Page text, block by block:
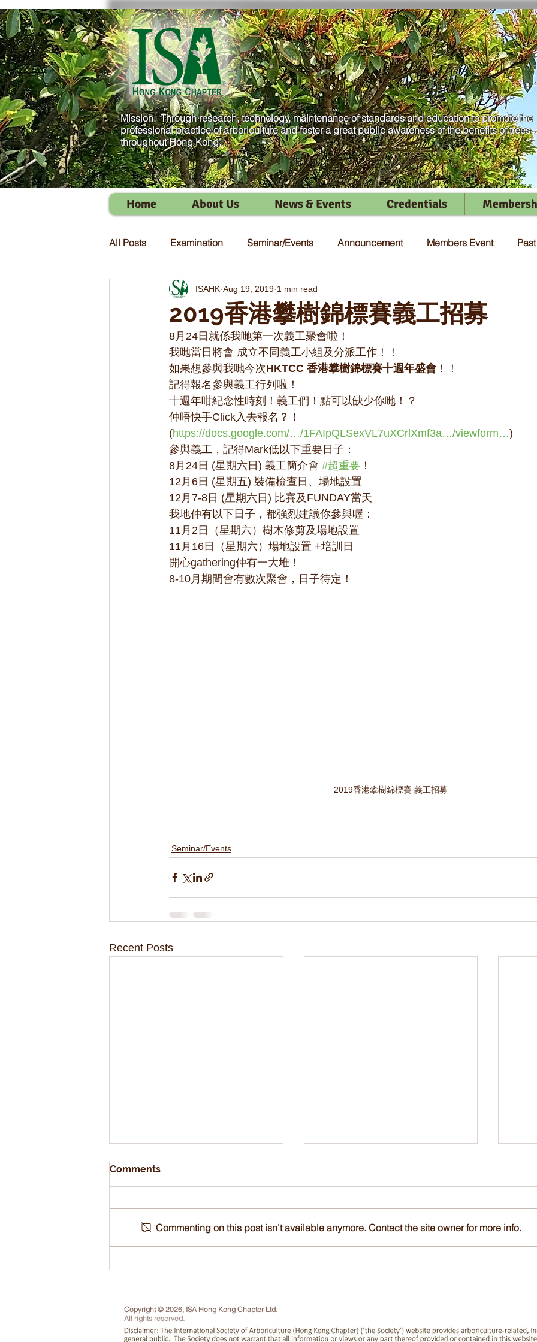
Mission: Through research, technology, maintenance of standards and education to promote the
professional practice of arboriculture and foster a great public awareness of the benefits of trees
throughout Hong Kong.
Home About Us News & Events Credentials
All Posts Examination Seminar/Events Announcement Members Event
2019香港攀樹錦標賽義工招募
ISAHK Aug 19, 2019 1 min read
8月24日就係我哋第一次義工聚會啦！
我哋當日將會 成立不同義工小組及分派工作！！
如果想參與我哋今次HKTCC 香港攀樹錦標賽十週年盛會！！
記得報名參與義工行列啦！
十週年咁紀念性時刻！義工們！點可以缺少你哋！？
仲唔快手Click入去報名？！
(https://docs.google.com/…/1FAIpQLSexVL7uXCrlXmf3a…/viewform…)
參與義工，記得Mark低以下重要日子：
8月24日 (星期六日) 義工簡介會 #超重要 ！
12月6日 (星期五) 裝備檢查日、場地設置
12月7-8日 (星期六日) 比賽及FUNDAY當天
我地仲有以下日子，都強烈建議你參與喔：
11月2日（星期六）樹木修剪及場地設置
11月16日（星期六）場地設置 +培訓日
開心gathering仲有一大堆！
8-10月期間會有數次聚會，日子待定！
2019香港攀樹錦標賽 義工招募
Seminar/Events
Recent Posts
course, 24-26 Nov 2023
Comments
Commenting on this post isn't available anymore. Contact the site owner for more info.
Copyright © 2026, ISA Hong Kong Chapter Ltd.
All rights reserved.